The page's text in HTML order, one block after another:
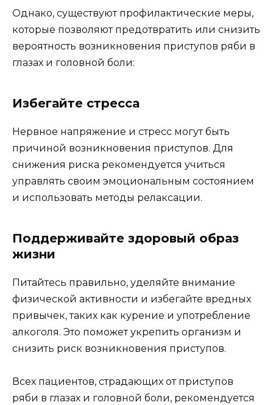
Однако, существуют профилактические меры,
которые позволяют предотвратить или снизить
вероятность возникновения приступов ряби в
глазах и головной боли:
Избегайте стресса
Нервное напряжение и стресс могут быть
причиной возникновения приступов. Для
снижения риска рекомендуется учиться
управлять своим эмоциональным состоянием
и использовать методы релаксации.
Поддерживайте здоровый образ
жизни
Питайтесь правильно, уделяйте внимание
физической активности и избегайте вредных
привычек, таких как курение и употребление
алкоголя. Это поможет укрепить организм и
снизить риск возникновения приступов.
Всех пациентов, страдающих от приступов
ряби в глазах и головной боли, рекомендуется